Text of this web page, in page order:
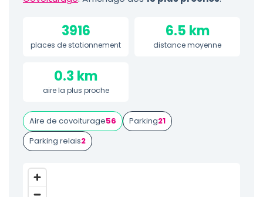
3916
places de stationnement
6.5 km
distance moyenne
0.3 km
aire la plus proche
Aire de covoiturage56 Parking21
Parking relais2